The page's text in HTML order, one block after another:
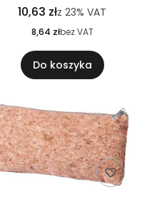
10,63 złz 23% VAT
8,64 złbez VAT
Do koszyka